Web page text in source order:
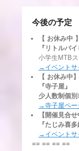
今後の予定
【 お休み中 】
『リトルバ
小学生MTB
→イベントサ
【 お休み中】
『寺子屋』
少人数制個
→寺子屋ペー
【開催見合せ
『たじみ喜
→イベントサ
== == == ==